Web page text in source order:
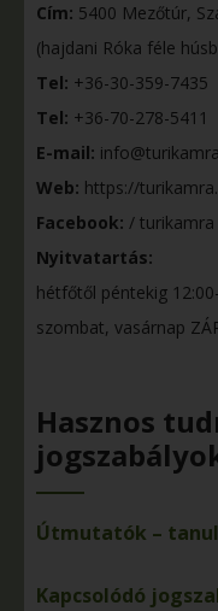
Cím: 5400 Mezőtúr,
(hajdani Róka féle
Tel: +36-30-359-7435
Tel: +36-70-278-5411
E-mail:
Web: https://
Facebook: / turikamra
Nyitvatartás:
hétfőtől péntekig
szombat, vasárnap
Hasznos
Útmutatók –
Kapcsolódó